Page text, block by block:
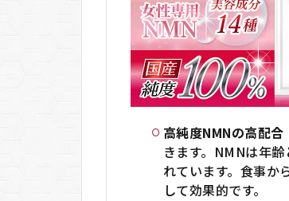
15000
WHITE
premium
に関する
Q＆A
高純度NMNの高配合
きます。NMNは年
れています。食事か
して効果的です。